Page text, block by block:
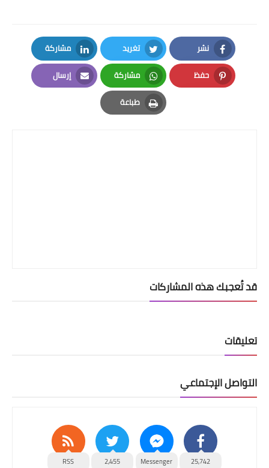
نشر
Facebook
تغريد
Twitter
مشاركة
LinkedIn
حفظ
Pinterest
مشاركة
Whatsapp
إرسال
Email
طباعة
Print
قد تُعجبك هذه المشاركات
تعليقات
التواصل الإجتماعي
25,742
Messenger
2,455
RSS